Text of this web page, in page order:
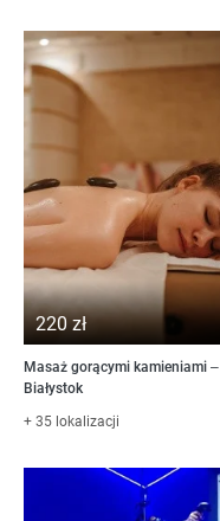
220 zł
Masaż gorącymi kamieniami –
Białystok
+ 35 lokalizacji